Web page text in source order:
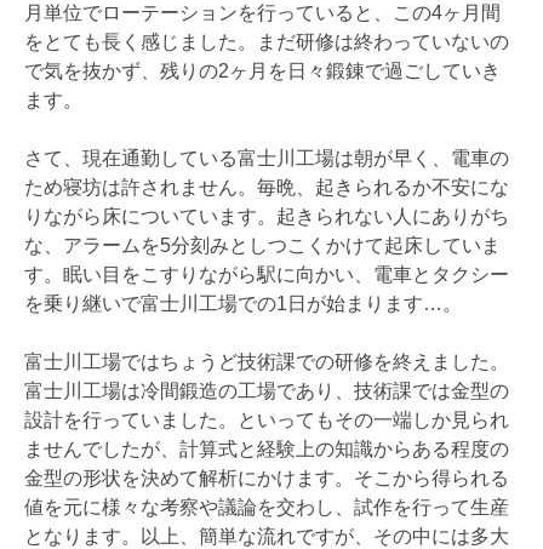
月単位でローテーションを行っていると、この4ヶ月間
をとても長く感じました。まだ研修は終わっていないの
で気を抜かず、残りの2ヶ月を日々鍛錬で過ごしていき
ます。
さて、現在通勤している富士川工場は朝が早く、電車の
ため寝坊は許されません。毎晩、起きられるか不安にな
りながら床についています。起きられない人にありがち
な、アラームを5分刻みとしつこくかけて起床していま
す。眠い目をこすりながら駅に向かい、電車とタクシー
を乗り継いで富士川工場での1日が始まります…。
富士川工場ではちょうど技術課での研修を終えました。
富士川工場は冷間鍛造の工場であり、技術課では金型の
設計を行っていました。といってもその一端しか見られ
ませんでしたが、計算式と経験上の知識からある程度の
金型の形状を決めて解析にかけます。そこから得られる
値を元に様々な考察や議論を交わし、試作を行って生産
となります。以上、簡単な流れですが、その中には多大